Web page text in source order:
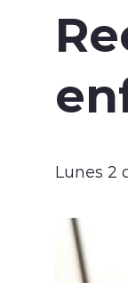
Lunes 2